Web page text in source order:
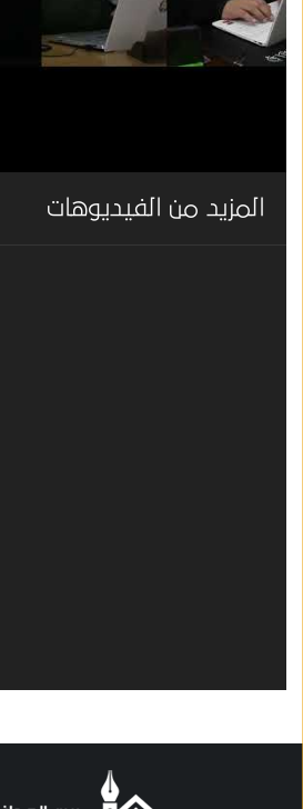
المزيد من الفيديوهات